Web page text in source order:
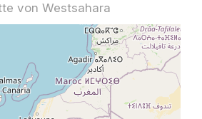
von Westsahara